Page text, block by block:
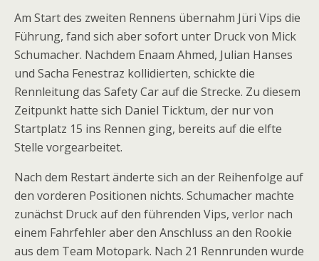
Am Start des zweiten Rennens übernahm Jüri Vips die
Führung, fand sich aber sofort unter Druck von Mick
Schumacher. Nachdem Enaam Ahmed, Julian Hanses
und Sacha Fenestraz kollidierten, schickte die
Rennleitung das Safety Car auf die Strecke. Zu diesem
Zeitpunkt hatte sich Daniel Ticktum, der nur von
Startplatz 15 ins Rennen ging, bereits auf die elfte
Stelle vorgearbeitet.
Nach dem Restart änderte sich an der Reihenfolge auf
den vorderen Positionen nichts. Schumacher machte
zunächst Druck auf den führenden Vips, verlor nach
einem Fahrfehler aber den Anschluss an den Rookie
aus dem Team Motopark. Nach 21 Rennrunden wurde